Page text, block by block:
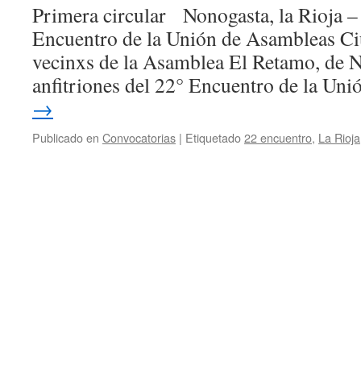
Primera circular Nonogasta, la Rioja
Encuentro de la Unión de Asambleas
vecinxs de la Asamblea El Retamo, de
anfitriones del 22° Encuentro de la
→
Publicado en Convocatorias | Etiquetado22 encuentro, La Rioja